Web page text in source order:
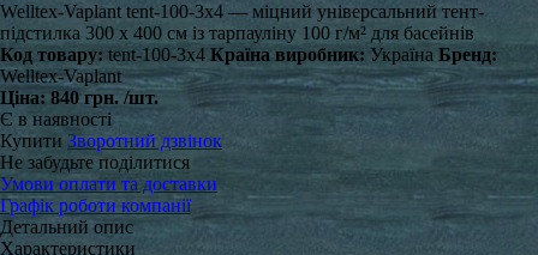
Welltex-Vaplant tent-100-3x4 — міцний універсальний тент-
підстилка 300 x 400 см із тарпауліну 100 г/м² для басейнів
Код товару: tent-100-3x4 Країна виробник: Україна Бренд:
Welltex-Vaplant
Ціна: 840 грн./шт.
Є в наявності
Купити Зворотний дзвінок
Не забудьте поділитися
Умови оплати та доставки
Графік роботи компанії
Детальний опис
Характеристики